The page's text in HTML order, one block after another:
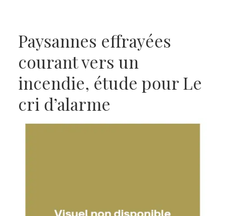
Paysannes effrayées
courant vers un
incendie, étude pour Le
cri d’alarme